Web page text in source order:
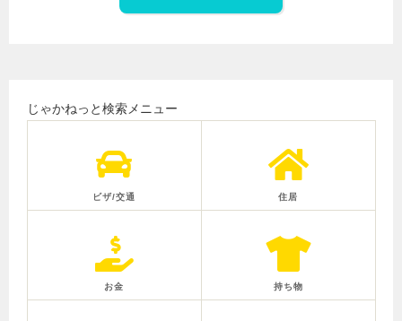
じゃかねっと検索メニュー
ビザ/交通 住居
お金 持ち物